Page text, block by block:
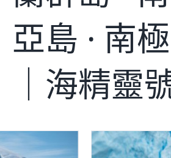
歐洲風華
亞島 · 南
｜海精靈